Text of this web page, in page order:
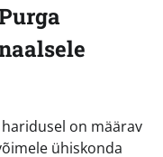
on määrav
ühiskonda